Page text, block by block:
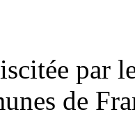
par
de